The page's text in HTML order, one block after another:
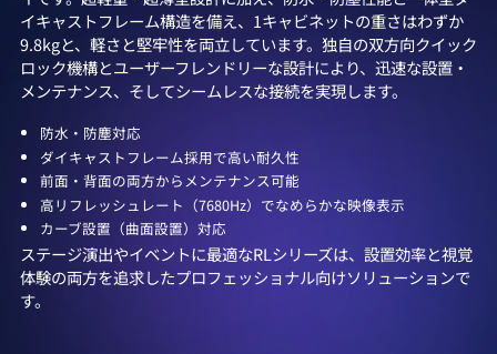
イキャストフレーム構造を備え、1キャビネットの重さはわずか
9.8kgと、軽さと堅牢性を両立しています。独自の双方向クイック
ロック機構とユーザーフレンドリーな設計により、迅速な設置・
メンテナンス、そしてシームレスな接続を実現します。
防水・防塵対応
ダイキャストフレーム採用で高い耐久性
前面・背面の両方からメンテナンス可能
高リフレッシュレート（7680Hz）でなめらかな映像表示
カーブ設置（曲面設置）対応
ステージ演出やイベントに最適なRLシリーズは、設置効率と視覚
体験の両方を追求したプロフェッショナル向けソリューションで
す。